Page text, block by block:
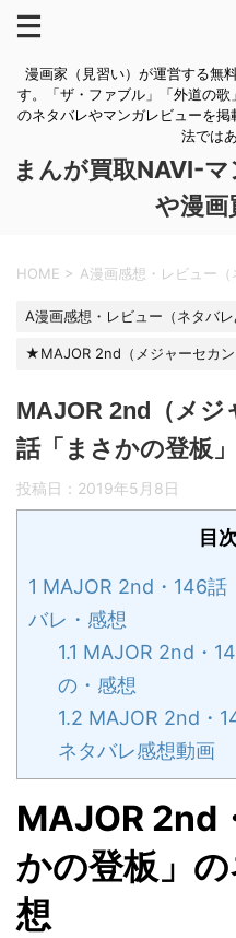
漫画家（見習い）が運営する無
す。「ザ・ファブル」「外道の
のネタバレやマンガレビューを
法では
まんが買取NAVI-
や漫画
HOME > A漫画感想・レビュー（
A漫画感想・レビュー（ネタバレ
★MAJOR 2nd（メジャーセカン
MAJOR 2nd（メジ
話「まさかの登板
投稿日： 2019年5月8日
目次
1 MAJOR 2nd・146話
バレ・感想
1.1 MAJOR 2nd・
の・感想
1.2 MAJOR 2nd・
ネタバレ感想動画
MAJOR 2nd
かの登板」
想